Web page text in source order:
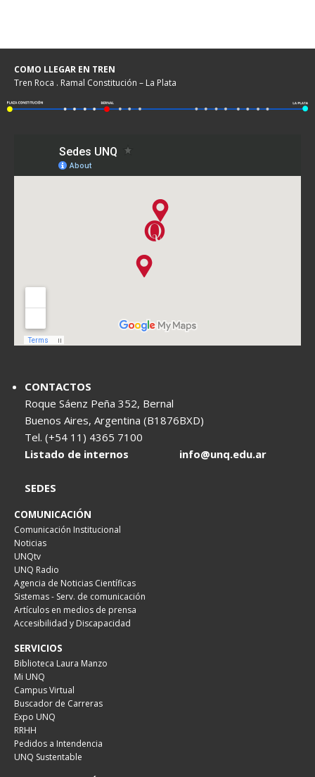
COMO LLEGAR EN TREN
Tren Roca . Ramal Constitución – La Plata
CONTACTOS
Roque Sáenz Peña 352, Bernal
Buenos Aires, Argentina (B1876BXD)
Tel. (+54 11) 4365 7100
Listado de internos
info@unq.edu.ar
SEDES
COMUNICACIÓN
Comunicación Institucional
Noticias
UNQtv
UNQ Radio
Agencia de Noticias Científicas
Sistemas - Serv. de comunicación
Artículos en medios de prensa
Accesibilidad y Discapacidad
SERVICIOS
Biblioteca Laura Manzo
Mi UNQ
Campus Virtual
Buscador de Carreras
Expo UNQ
RRHH
Pedidos a Intendencia
UNQ Sustentable